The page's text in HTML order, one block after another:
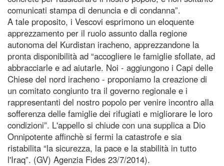
comunicati stampa di denuncia e di condanna”.
A tale proposito, i Vescovi esprimono un eloquente
apprezzamento per il ruolo assunto dalla regione
autonoma del Kurdistan iracheno, apprezzandone la
pronta disponibilità ad “accogliere le famiglie sfollate, ad
abbracciarle e ad aiutarle. Noi - aggiungono i Capi delle
Chiese del nord iracheno - proponiamo la creazione di
un comitato congiunto tra il governo regionale e i
rappresentanti del nostro popolo per venire incontro alla
sofferenza delle famiglie dei rifugiati e migliorare le loro
condizioni”. L'appello si chiude con una supplica a Dio
Onnipotente affinchè si fermi la catastrofe e sia
ristabilita “la sicurezza, la pace e la stabilità in tutto
l'Iraq”. (GV) Agenzia Fides 23/7/2014).